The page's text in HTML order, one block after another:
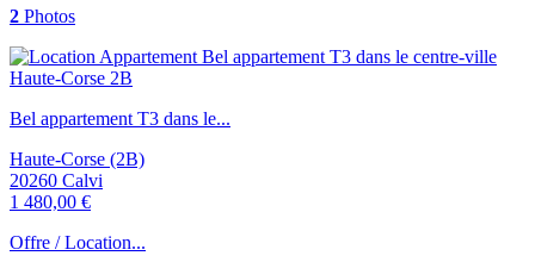
2 Photos
Bel appartement T3 dans le...
Haute-Corse (2B)
20260 Calvi
1 480,00 €
Offre / Location...